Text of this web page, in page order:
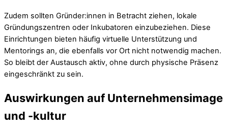
Zudem sollten Gründer:innen in Betracht ziehen, lokale
Gründungszentren oder Inkubatoren einzubeziehen. Diese
Einrichtungen bieten häufig virtuelle Unterstützung und
Mentorings an, die ebenfalls vor Ort nicht notwendig machen.
So bleibt der Austausch aktiv, ohne durch physische Präsenz
eingeschränkt zu sein.
Auswirkungen auf Unternehmensimage
und -kultur